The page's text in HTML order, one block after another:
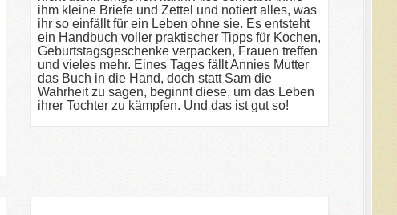
ihm kleine Briefe und Zettel und notiert alles, was
ihr so einfällt für ein Leben ohne sie. Es entsteht
ein Handbuch voller praktischer Tipps für Kochen,
Geburtstagsgeschenke verpacken, Frauen treffen
und vieles mehr. Eines Tages fällt Annies Mutter
das Buch in die Hand, doch statt Sam die
Wahrheit zu sagen, beginnt diese, um das Leben
ihrer Tochter zu kämpfen. Und das ist gut so!